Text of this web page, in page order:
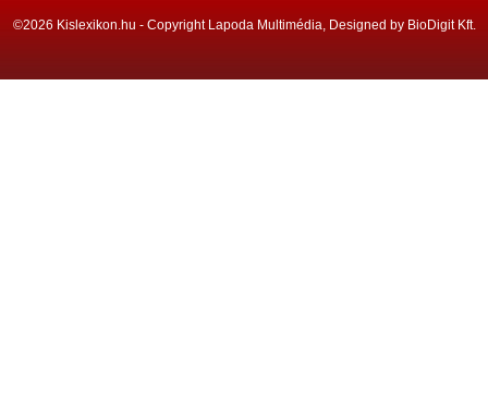
©2026 Kislexikon.hu - Copyright Lapoda Multimédia, Designed by BioDigit Kft.